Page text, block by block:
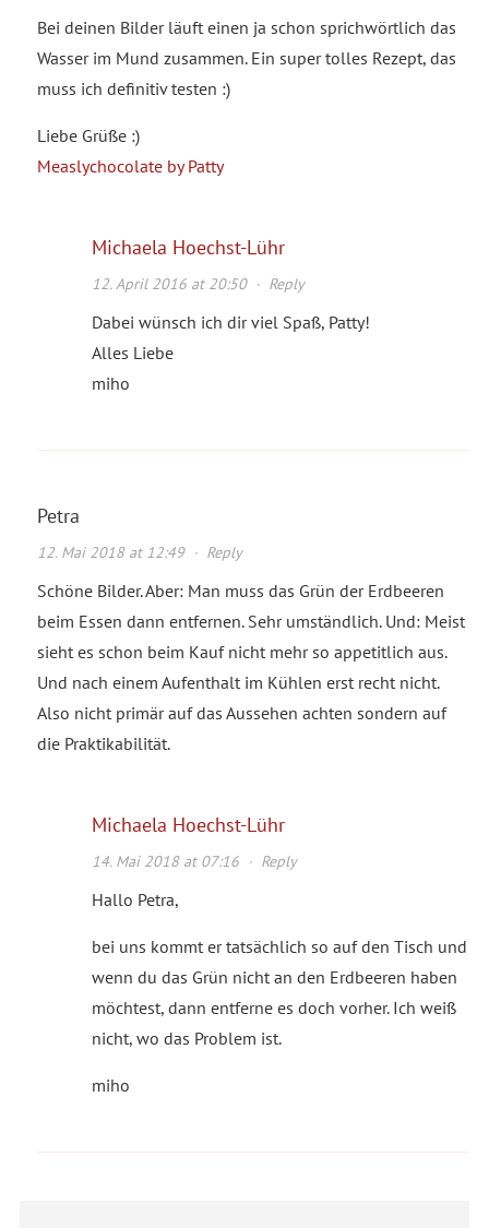
Bei deinen Bilder läuft einen ja schon sprichwörtlich das
Wasser im Mund zusammen. Ein super tolles Rezept, das
muss ich definitiv testen :)
Liebe Grüße :)
Measlychocolate by Patty
Michaela Hoechst-Lühr
12. April 2016 at 20:50· Reply
Dabei wünsch ich dir viel Spaß, Patty!
Alles Liebe
miho
Petra
12. Mai 2018 at 12:49· Reply
Schöne Bilder. Aber: Man muss das Grün der Erdbeeren
beim Essen dann entfernen. Sehr umständlich. Und: Meist
sieht es schon beim Kauf nicht mehr so appetitlich aus.
Und nach einem Aufenthalt im Kühlen erst recht nicht.
Also nicht primär auf das Aussehen achten sondern auf
die Praktikabilität.
Michaela Hoechst-Lühr
14. Mai 2018 at 07:16· Reply
Hallo Petra,
bei uns kommt er tatsächlich so auf den Tisch und
wenn du das Grün nicht an den Erdbeeren haben
möchtest, dann entferne es doch vorher. Ich weiß
nicht, wo das Problem ist.
miho